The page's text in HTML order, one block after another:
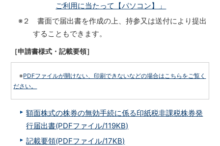
ご利用に当たって【パソコン】」
※２ 書面で届出書を作成の上、持参又は送付により提出
することもできます。
［申請書様式・記載要領］
※PDFファイルが開けない、印刷できないなどの場合はこちらをご覧く
ださい。
額面株式の株券の無効手続に係る印紙税非課税株券発
行届出書(PDFファイル/119KB)
記載要領(PDFファイル/17KB)